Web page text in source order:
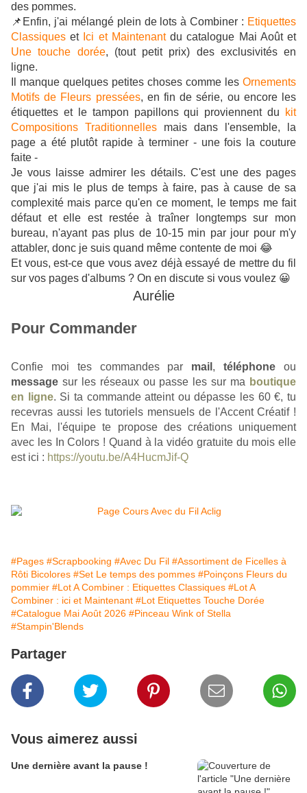
des pommes.
📌Enfin, j'ai mélangé plein de lots à Combiner : Etiquettes
Classiques et Ici et Maintenantdu catalogue Mai Août et
Une touche dorée, (tout petit prix) des exclusivités en
ligne.
Il manque quelques petites choses comme les Ornements
Motifs de Fleurs pressées, en fin de série, ou encore les
étiquettes et le tampon papillons qui proviennent du
kit
Compositions Traditionnelles mais dans l'ensemble, la
page a été plutôt rapide à terminer - une fois la couture
faite -
Je vous laisse admirer les détails. C'est une des pages
que j'ai mis le plus de temps à faire, pas à cause de sa
complexité mais parce qu'en ce moment, le temps me fait
défaut et elle est restée à traîner longtemps sur mon
bureau, n'ayant pas plus de 10-15 min par jour pour m'y
attabler, donc je suis quand même contente de moi 😂
Et vous, est-ce que vous avez déjà essayé de mettre du fil
sur vos pages d'albums ? On en discute si vous voulez 😀
Aurélie
Pour Commander
Confie moi tes commandes par mail , téléphone
message sur les réseaux ou passe les sur ma boutique
en ligne. Si ta commande atteint ou dépasse les 60 €, tu
recevras aussi les tutoriels mensuels de l'Accent Créatif !
En Mai, l'équipe te propose des créations uniquement
avec les In Colors ! Quand à la vidéo gratuite du mois elle
est ici : https://youtu.be/A4HucmJif-Q
#Pages #Scrapbooking #Avec Du Fil #Assortiment de Ficelles à
Rôti Bicolores #Set Le temps des pommes #Poinçons Fleurs du
pommier #Lot A Combiner : Etiquettes Classiques #Lot A
Combiner : ici et Maintenant #Lot Etiquettes Touche Dorée
#Catalogue Mai Août 2026 #Pinceau Wink of Stella
#Stampin'Blends
Partager
Vous aimerez aussi
Une dernière avant la pause !